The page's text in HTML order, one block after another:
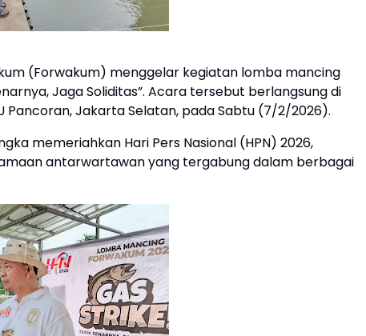
(Forwakum) menggelar kegiatan lomba mancing
Jaga Soliditas”. Acara tersebut berlangsung di
Pancoran, Jakarta Selatan, pada Sabtu (7/2/2026).
memeriahkan Hari Pers Nasional (HPN) 2026,
antarwartawan yang tergabung dalam berbagai